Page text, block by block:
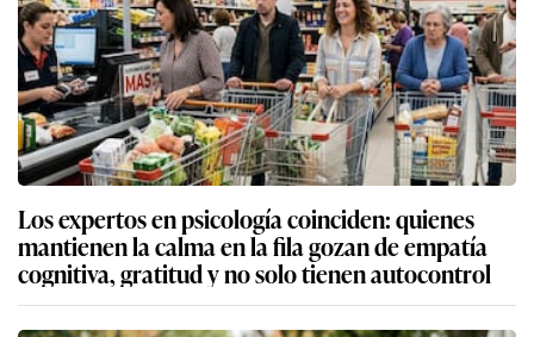
Los expertos en psicología coinciden: quienes
mantienen la calma en la fila gozan de empatía
cognitiva, gratitud y no solo tienen autocontrol